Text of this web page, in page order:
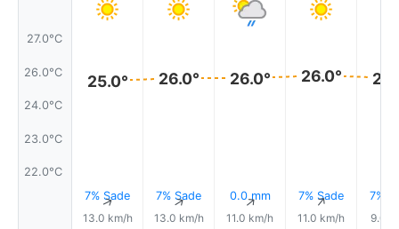
27.0°C
26.0°C
24.0°C
23.0°C
22.0°C
25.0°
7% Sade
↑
13.0 km/h
26.0°
7% Sade
↑
13.0 km/h
26.0°
0.0 mm
↑
11.0 km/h
26.0°
7% Sade
↑
11.0 km/h
7%
9.0